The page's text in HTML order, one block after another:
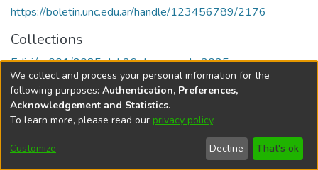
https://boletin.unc.edu.ar/handle/123456789/2176
Collections
Edición 001/2025 del 26 de mayo de 2025
Universidad Nacional de Córdoba
We collect and process your personal information for the
following purposes: Authentication, Preferences,
Acknowledgement and Statistics.
To learn more, please read our privacy policy.
Customize Decline That's ok